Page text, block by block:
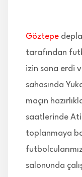
Göztepe
tarafından
izin sona erdi
sahasında
maçın
saatlerinde
toplanmaya
salonunda